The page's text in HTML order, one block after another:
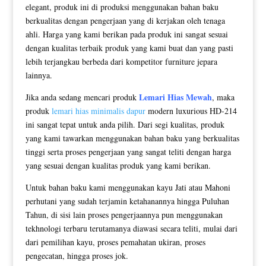
elegant, produk ini di produksi menggunakan bahan baku
berkualitas dengan pengerjaan yang di kerjakan oleh tenaga
ahli. Harga yang kami berikan pada produk ini sangat sesuai
dengan kualitas terbaik produk yang kami buat dan yang pasti
lebih terjangkau berbeda dari kompetitor furniture jepara
lainnya.
Jika anda sedang mencari produk Lemari Hias Mewah, maka
produk lemari hias minimalis dapurmodern luxurious HD-214
ini sangat tepat untuk anda pilih. Dari segi kualitas, produk
yang kami tawarkan menggunakan bahan baku yang berkualitas
tinggi serta proses pengerjaan yang sangat teliti dengan harga
yang sesuai dengan kualitas produk yang kami berikan.
Untuk bahan baku kami menggunakan kayu Jati atau Mahoni
perhutani yang sudah terjamin ketahanannya hingga Puluhan
Tahun, di sisi lain proses pengerjaannya pun menggunakan
tekhnologi terbaru terutamanya diawasi secara teliti, mulai dari
dari pemilihan kayu, proses pemahatan ukiran, proses
pengecatan, hingga proses jok.